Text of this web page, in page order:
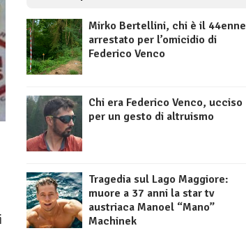
Mirko Bertellini, chi è il 44enne
arrestato per l’omicidio di
Federico Venco
Chi era Federico Venco, ucciso
per un gesto di altruismo
Tragedia sul Lago Maggiore:
muore a 37 anni la star tv
austriaca Manoel “Mano”
Machinek